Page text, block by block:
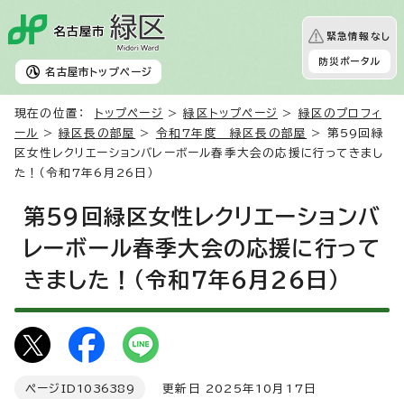
名古屋市 トップページ
緊急情報なし
防災ポータル
現在の位置： トップページ >緑区トップページ > 緑区のプロフィ
ール
>緑区長の部屋 > 令和7年度 緑区長の部屋
> 第59回緑
区女性レクリエーションバレーボール春季大会の応援に行ってきまし
た！（令和7年6月26日）
第59回緑区女性レクリエーションバ
レーボール春季大会の応援に行って
きました！（令和7年6月26日）
ページID 1036389 更新日 2025年10月17日